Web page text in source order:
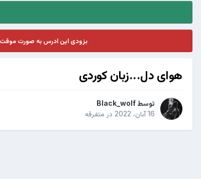
بزودی این ادرس به صورت
هوای دل...زبان کوردی
توسط Black_wolf
16 آبان، 2022
در متفرقه